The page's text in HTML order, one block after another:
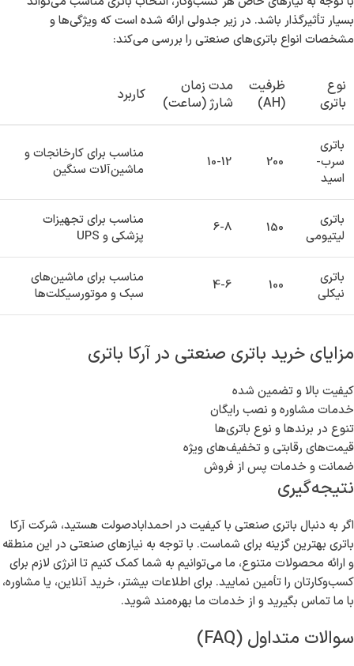
بسیار تأثیرگذار باشد. در زیر جدولی ارائه شده است که ویژگی‌ها و
مشخصات انواع باتری‌های صنعتی را بررسی می‌کند:
نوع
باتری
ظرفیت
(AH)
مدت زمان
شارژ (ساعت)
کاربرد
باتری
سرب-
اسید
200
10-12
مناسب برای کارخانجات و
ماشین‌آلات سنگین
باتری
لیتیومی
150
6-8
مناسب برای تجهیزات
پزشکی و UPS
باتری
نیکلی
100
4-6
مناسب برای ماشین‌های
سبک و موتورسیکلت‌ها
مزایای خرید باتری صنعتی در آرکا باتری
کیفیت بالا و تضمین شده
خدمات مشاوره و نصب رایگان
تنوع در برندها و نوع باتری‌ها
قیمت‌های رقابتی و تخفیف‌های ویژه
ضمانت و خدمات پس از فروش
نتیجه‌گیری
اگر به دنبال باتری صنعتی با کیفیت در احمدابادصولت هستید، شرکت آرکا
باتری بهترین گزینه برای شماست. با توجه به نیازهای صنعتی در این منطقه
و ارائه محصولات متنوع، ما می‌توانیم به شما کمک کنیم تا انرژی لازم برای
کسب‌وکارتان را تأمین نمایید. برای اطلاعات بیشتر، خرید آنلاین، یا مشاوره،
با ما تماس بگیرید و از خدمات ما بهره‌مند شوید.
سوالات متداول (FAQ)